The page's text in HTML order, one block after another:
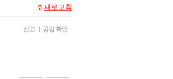
새로고침
신고 | 공감 확인